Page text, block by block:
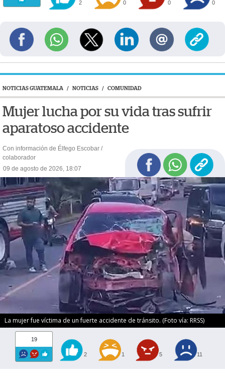
2 0 0 0
NOTICIAS GUATEMALA / NOTICIAS / COMUNIDAD
Mujer lucha por su vida tras sufrir
aparatoso accidente
Con información de Élfego Escobar /
colaborador
09 de agosto de 2026, 18:07
La mujer fue víctima de un fuerte accidente de tránsito. (Foto vía: RRSS)
19
2 1 5 11